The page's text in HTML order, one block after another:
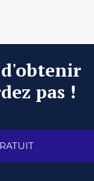
d'obtenir
pas !